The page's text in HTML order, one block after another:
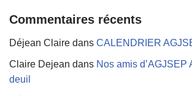
Commentaires récents
Déjean Claire dans CALENDRIER
Claire Dejean dans Nos amis d’AGJSEP
deuil